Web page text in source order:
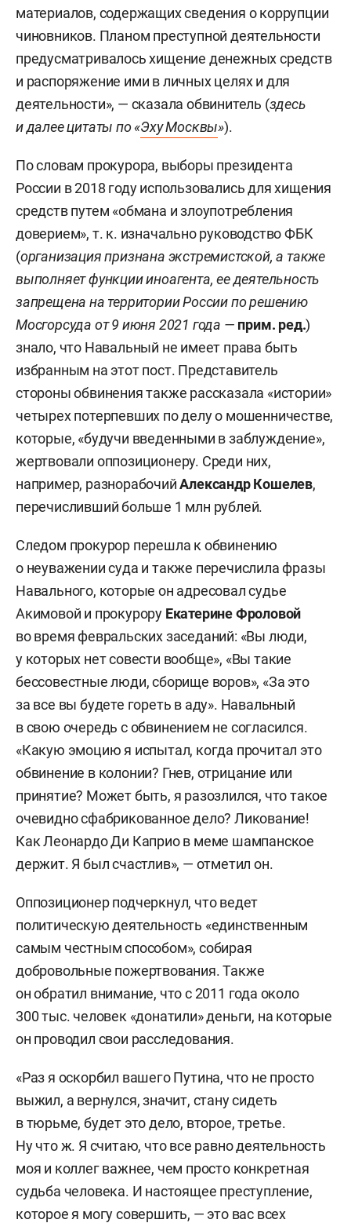
материалов, содержащих сведения о коррупции
чиновников. Планом преступной деятельности
предусматривалось хищение денежных средств
и распоряжение ими в личных целях и для
деятельности», — сказала обвинитель (здесь
и далее цитаты по «Эху Москвы»).
По словам прокурора, выборы президента
России в 2018 году использовались для хищения
средств путем «обмана и злоупотребления
доверием», т. к. изначально руководство ФБК
(организация признана экстремистской, а также
выполняет функции иноагента, ее деятельность
запрещена на территории России по решению
Мосгорсуда от 9 июня 2021 года — прим. ред.)
знало, что Навальный не имеет права быть
избранным на этот пост. Представитель
стороны обвинения также рассказала «истории»
четырех потерпевших по делу о мошенничестве,
которые, «будучи введенными в заблуждение»,
жертвовали оппозиционеру. Среди них,
например, разнорабочийАлександр Кошелев,
перечисливший больше 1 млн рублей.
Следом прокурор перешла к обвинению
о неуважении суда и также перечислила фразы
Навального, которые он адресовал судье
Акимовой и прокурору Екатерине Фроловой
во время февральских заседаний: «Вы люди,
у которых нет совести вообще», «Вы такие
бессовестные люди, сборище воров», «За это
за все вы будете гореть в аду». Навальный
в свою очередь с обвинением не согласился.
«Какую эмоцию я испытал, когда прочитал это
обвинение в колонии? Гнев, отрицание или
принятие? Может быть, я разозлился, что такое
очевидно сфабрикованное дело? Ликование!
Как Леонардо Ди Каприо в меме шампанское
держит. Я был счастлив», — отметил он.
Оппозиционер подчеркнул, что ведет
политическую деятельность «единственным
самым честным способом», собирая
добровольные пожертвования. Также
он обратил внимание, что с 2011 года около
300 тыс. человек «донатили» деньги, на которые
он проводил свои расследования.
«Раз я оскорбил вашего Путина, что не просто
выжил, а вернулся, значит, стану сидеть
в тюрьме, будет это дело, второе, третье.
Ну что ж. Я считаю, что все равно деятельность
моя и коллег важнее, чем просто конкретная
судьба человека. И настоящее преступление,
которое я могу совершить, — это вас всех